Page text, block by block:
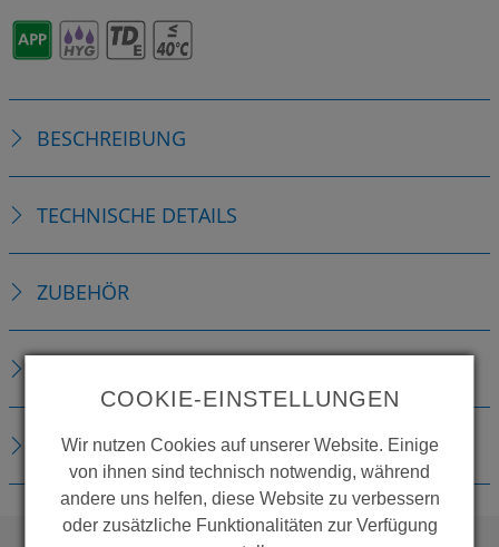
BESCHREIBUNG
TECHNISCHE DETAILS
ZUBEHÖR
DOWNLOADS
COOKIE-EINSTELLUNGEN
Wir nutzen Cookies auf unserer Website. Einige
von ihnen sind technisch notwendig, während
andere uns helfen, diese Website zu verbessern
oder zusätzliche Funktionalitäten zur Verfügung